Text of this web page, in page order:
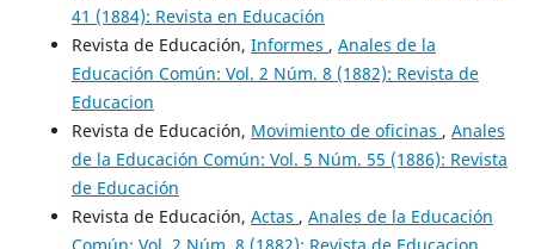
41 (1884): Revista en Educación
Revista de Educación, Informes , Anales de la
Educación Común: Vol. 2 Núm. 8 (1882): Revista de
Educacion
Revista de Educación, Movimiento de oficinas , Anales
de la Educación Común: Vol. 5 Núm. 55 (1886): Revista
de Educación
Revista de Educación, Actas , Anales de la Educación
Común: Vol. 2 Núm. 8 (1882): Revista de Educacion